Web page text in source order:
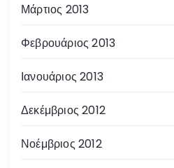
Μάρτιος 2013
Φεβρουάριος 2013
Ιανουάριος 2013
Δεκέμβριος 2012
Νοέμβριος 2012